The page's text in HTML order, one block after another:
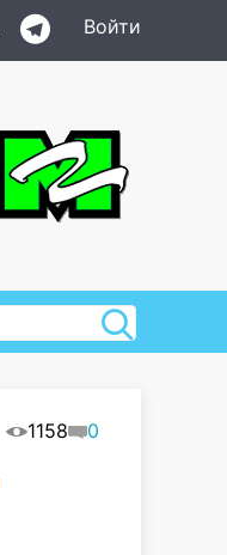
Войти
1158 0